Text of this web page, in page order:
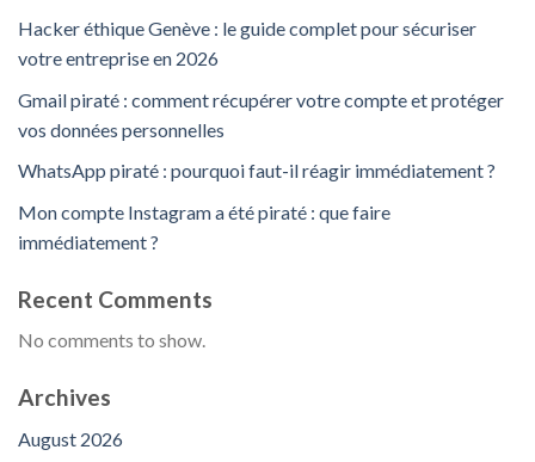
Hacker éthique Genève : le guide complet pour sécuriser
votre entreprise en 2026
Gmail piraté : comment récupérer votre compte et protéger
vos données personnelles
WhatsApp piraté : pourquoi faut-il réagir immédiatement ?
Mon compte Instagram a été piraté : que faire
immédiatement ?
Recent Comments
No comments to show.
Archives
August 2026